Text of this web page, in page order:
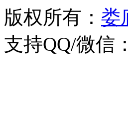
版权所有： 娄
支持QQ/微信